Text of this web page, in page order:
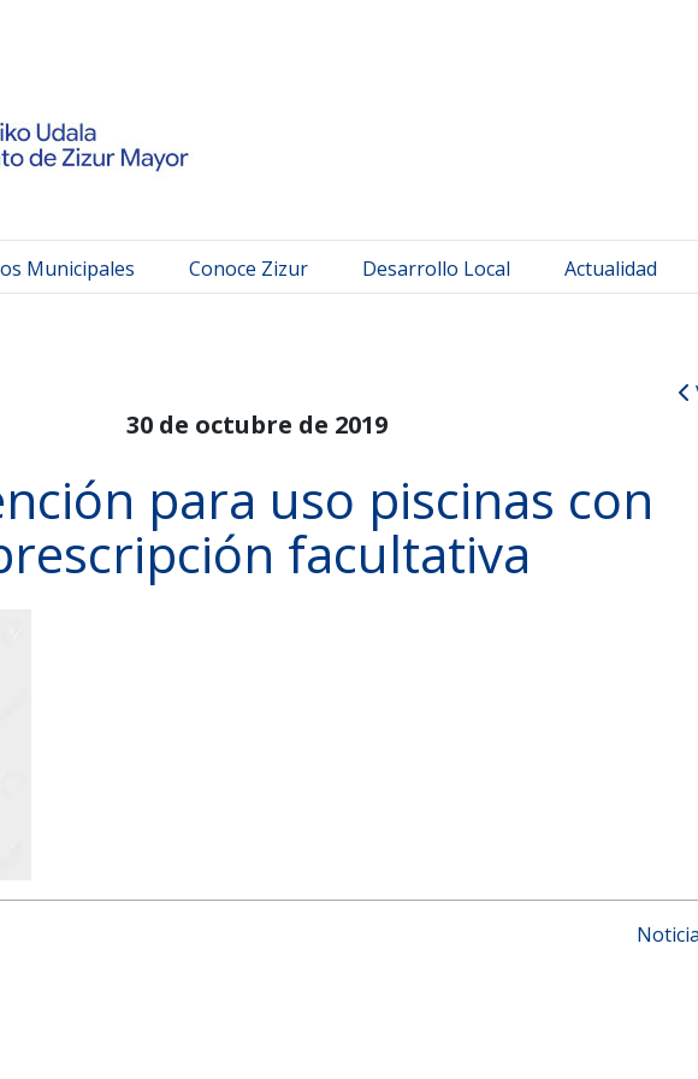
Municipales Conoce Zizur Desarrollo Local Actualidad
30 de octubre de 2019
para uso piscinas con
facultativa